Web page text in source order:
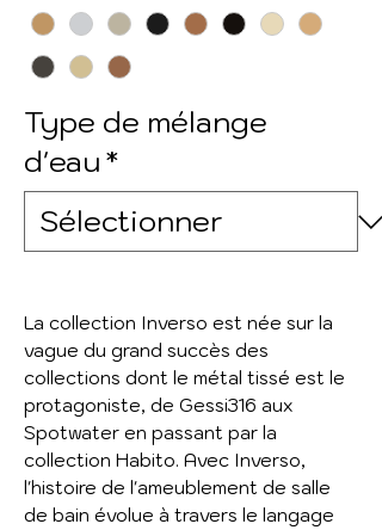
Type de mélange
d'eau*
La collection Inverso est née sur la
vague du grand succès des
collections dont le métal tissé est le
protagoniste, de Gessi316 aux
Spotwater en passant par la
collection Habito. Avec Inverso,
l'histoire de l'ameublement de salle
de bain évolue à travers le langage